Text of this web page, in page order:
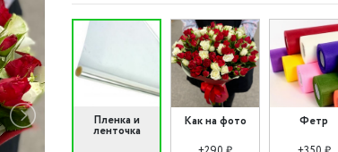
Пленка и
ленточка
Как на фото
Фетр